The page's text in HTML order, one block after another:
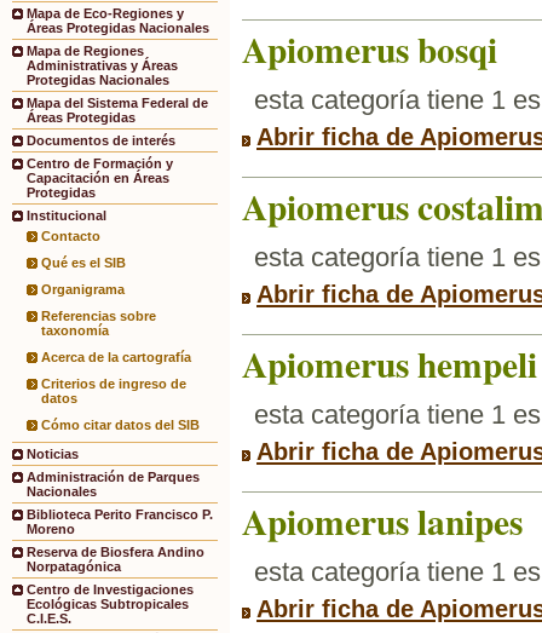
Mapa de Eco-Regiones y
Áreas Protegidas Nacionales
Mapa de Regiones
Administrativas y Áreas
Protegidas Nacionales
Mapa del Sistema Federal de
Áreas Protegidas
Documentos de interés
Centro de Formación y
Capacitación en Áreas
Protegidas
Institucional
Contacto
Qué es el SIB
Organigrama
Referencias sobre
taxonomía
Acerca de la cartografía
Criterios de ingreso de
datos
Cómo citar datos del SIB
Noticias
Administración de Parques
Nacionales
Biblioteca Perito Francisco P.
Moreno
Reserva de Biosfera Andino
Norpatagónica
Centro de Investigaciones
Ecológicas Subtropicales
C.I.E.S.
Apiomerus bosqi
esta categoría tiene 1
Abrir ficha de
Apiomerus
esta categoría tiene 1
Abrir ficha de
Apiomerus hempeli
esta categoría tiene 1
Abrir ficha de
Apiomerus lanipes
esta categoría tiene 1
Abrir ficha de